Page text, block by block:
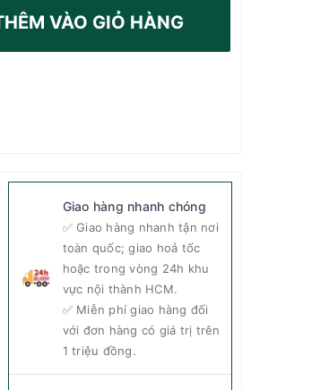
VÀO GIỎ HÀNG
Giao hàng nhanh chóng
✅ Giao hàng nhanh tận nơi
toàn quốc; giao hoả tốc
hoặc trong vòng 24h khu
vực nội thành HCM.
✅ Miễn phí giao hàng đối
với đơn hàng có giá trị trên
1 triệu đồng.